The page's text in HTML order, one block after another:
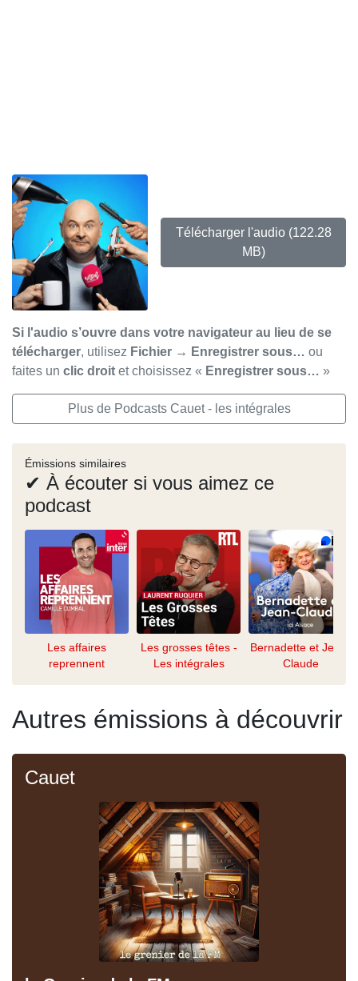
Télécharger l'audio (122.28
MB)
Si l'audio s’ouvre dans votre navigateur au lieu de se
télécharger, utilisez Fichier → Enregistrer sous… ou
faites un clic droit et choisissez « Enregistrer sous… »
Plus de Podcasts Cauet - les intégrales
Émissions similaires
✔ À écouter si vous aimez ce
podcast
Les affaires
reprennent
Les grosses têtes -
Les intégrales
Bernadette et Jean-
Claude
Autres émissions à découvrir
Cauet